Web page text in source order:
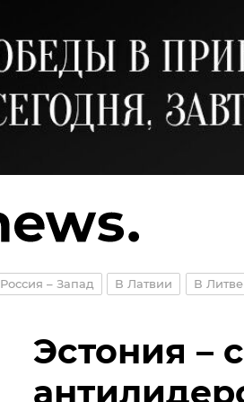
Россия – Запад В Латвии В Литве
Эстония –